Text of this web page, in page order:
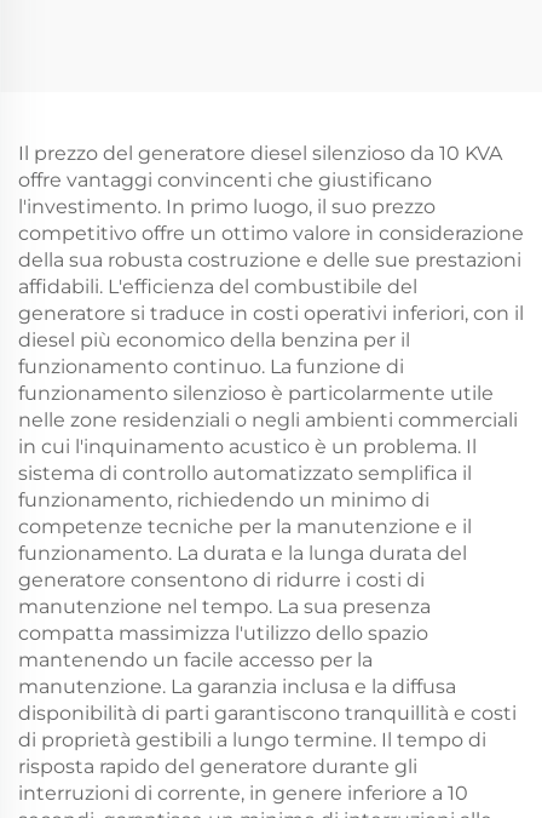
Il prezzo del generatore diesel silenzioso da 10 KVA
offre vantaggi convincenti che giustificano
l'investimento. In primo luogo, il suo prezzo
competitivo offre un ottimo valore in considerazione
della sua robusta costruzione e delle sue prestazioni
affidabili. L'efficienza del combustibile del
generatore si traduce in costi operativi inferiori, con il
diesel più economico della benzina per il
funzionamento continuo. La funzione di
funzionamento silenzioso è particolarmente utile
nelle zone residenziali o negli ambienti commerciali
in cui l'inquinamento acustico è un problema. Il
sistema di controllo automatizzato semplifica il
funzionamento, richiedendo un minimo di
competenze tecniche per la manutenzione e il
funzionamento. La durata e la lunga durata del
generatore consentono di ridurre i costi di
manutenzione nel tempo. La sua presenza
compatta massimizza l'utilizzo dello spazio
mantenendo un facile accesso per la
manutenzione. La garanzia inclusa e la diffusa
disponibilità di parti garantiscono tranquillità e costi
di proprietà gestibili a lungo termine. Il tempo di
risposta rapido del generatore durante gli
interruzioni di corrente, in genere inferiore a 10